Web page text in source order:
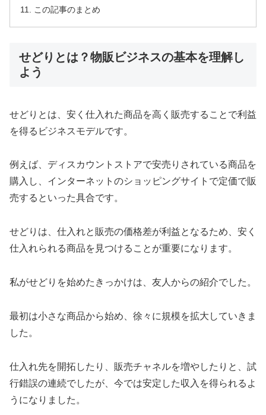
この記事のまとめ
せどりとは？物販ビジネスの基本を理解し
よう
せどりとは、安く仕入れた商品を高く販売することで利益
を得るビジネスモデルです。
例えば、ディスカウントストアで安売りされている商品を
購入し、インターネットのショッピングサイトで定価で販
売するといった具合です。
せどりは、仕入れと販売の価格差が利益となるため、安く
仕入れられる商品を見つけることが重要になります。
私がせどりを始めたきっかけは、友人からの紹介でした。
最初は小さな商品から始め、徐々に規模を拡大していきま
した。
仕入れ先を開拓したり、販売チャネルを増やしたりと、試
行錯誤の連続でしたが、今では安定した収入を得られるよ
うになりました。